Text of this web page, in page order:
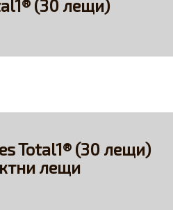
(30 лещи)
Total1® (30 лещи)
лещи